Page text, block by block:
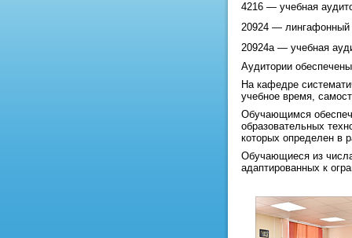
4216 — учебная
20924 — лингафонный
20924а — учебная
Аудитории
На кафедре
учебное время,
Обучающимся
образовательных
которых определен в
Обучающиеся из
адаптированных к